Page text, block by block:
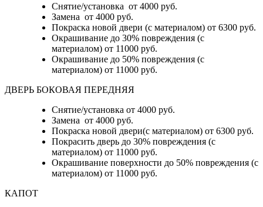
Снятие/установка от 4000 руб.
Замена от 4000 руб.
Покраска новой двери (с материалом) от 6300 руб.
Окрашивание до 30% повреждения (с
материалом) от 11000 руб.
Окрашивание до 50% повреждения (с
материалом) от 11000 руб.
ДВЕРЬ БОКОВАЯ ПЕРЕДНЯЯ
Снятие/установка от 4000 руб.
Замена от 4000 руб.
Покраска новой двери(с материалом) от 6300 руб.
Покрасить дверь до 30% повреждения (с
материалом) от 11000 руб.
Окрашивание поверхности до 50% повреждения (с
материалом) от 11000 руб.
КАПОТ